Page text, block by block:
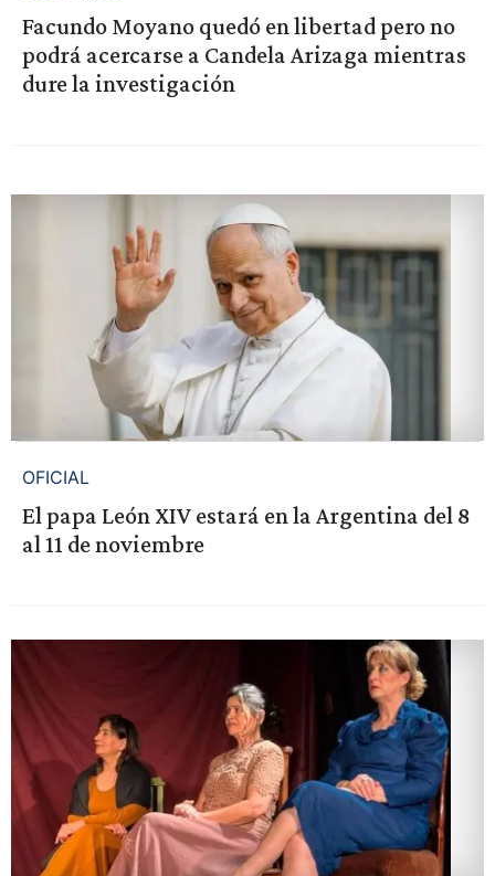
Facundo Moyano quedó en libertad pero no
podrá acercarse a Candela Arizaga mientras
dure la investigación
OFICIAL
El papa León XIV estará en la Argentina del 8
al 11 de noviembre